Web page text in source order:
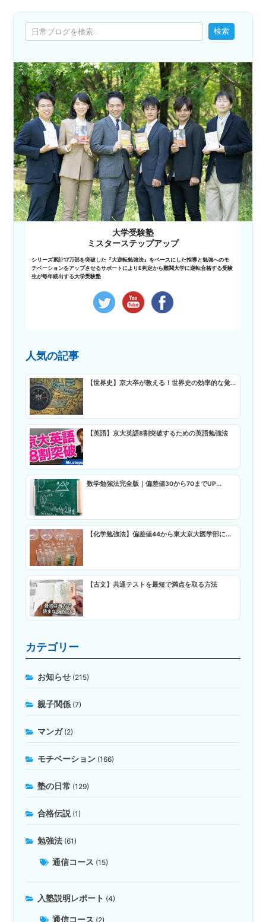
検索
検索
大学受験塾
ミスターステップアップ
シリーズ累計17万部を突破した『大逆転勉強法』をベースにした指導と勉強へのモ
チベーションをアップさせるサポートによりE判定から難関大学に逆転合格する受験
生が毎年続出する大学受験塾
人気の記事
【世界史】京大卒が教える！世界史の効率的な覚...
【英語】京大英語8割突破するための英語勉強法
数学勉強法完全版｜偏差値30から70までUP...
【化学勉強法】偏差値44から東大京大医学部に...
【古文】共通テストを最短で満点を取る方法
カテゴリー
お知らせ (215)
親子関係 (7)
マンガ(2)
モチベーション (166)
塾の日常 (129)
合格伝説 (1)
勉強法 (61)
通信コース (15)
入塾説明レポート (4)
通信コース (2)